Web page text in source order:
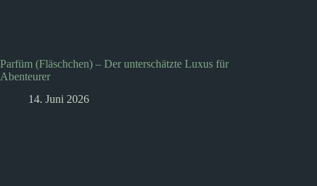
Parfüm (Fläschchen) – Der unterschätzte Luxus für
Abenteurer
14. Juni 2026